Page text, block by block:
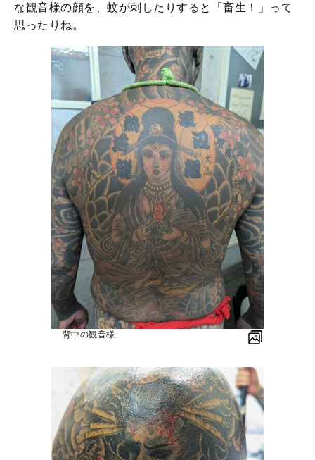
な観音様の顔を、蚊が刺したりすると「畜生！」って
思ったりね。
背中の観音様